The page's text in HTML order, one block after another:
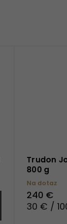
Trudon
800 g
Na dotaz
240 €
30 € /